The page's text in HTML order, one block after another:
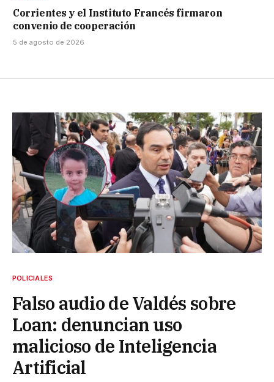
Corrientes y el Instituto Francés firmaron
convenio de cooperación
5 de agosto de 2026
POLICIALES
Falso audio de Valdés sobre
Loan: denuncian uso
malicioso de Inteligencia
Artificial